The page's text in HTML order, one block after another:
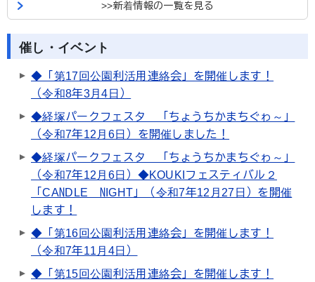
>>新着情報の一覧を見る
催し・イベント
◆「第17回公園利活用連絡会」を開催します！
（令和8年3月4日）
◆経塚パークフェスタ 「ちょうちかまちぐゎ～」
（令和7年12月6日）を開催しました！
◆経塚パークフェスタ 「ちょうちかまちぐゎ～」
（令和7年12月6日）◆KOUKIフェスティバル２
「CANDLE NIGHT」（令和7年12月27日）を開催
します！
◆「第16回公園利活用連絡会」を開催します！
（令和7年11月4日）
◆「第15回公園利活用連絡会」を開催します！